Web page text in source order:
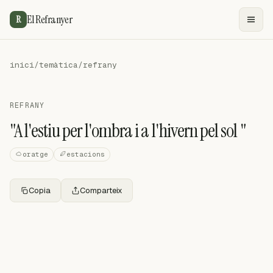
R El Refranyer
inici/temàtica/refrany
REFRANY
"A l'estiu per l'ombra i a l'hivern pel sol "
oratge estacions
Copia Comparteix